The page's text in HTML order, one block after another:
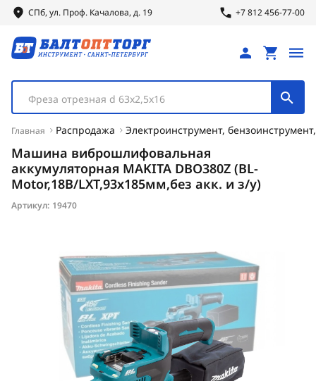
СПб, ул. Проф. Качалова, д. 19 +7 812 456-77-00
Фреза отрезная d 63х2,5х16
Главная Распродажа Электроинструмент,
Машина виброшлифовальная
аккумуляторная MAKITA DBO380Z (BL-
Motor,18В/LXT,93х185мм,без акк. и з/у)
Артикул: 19470